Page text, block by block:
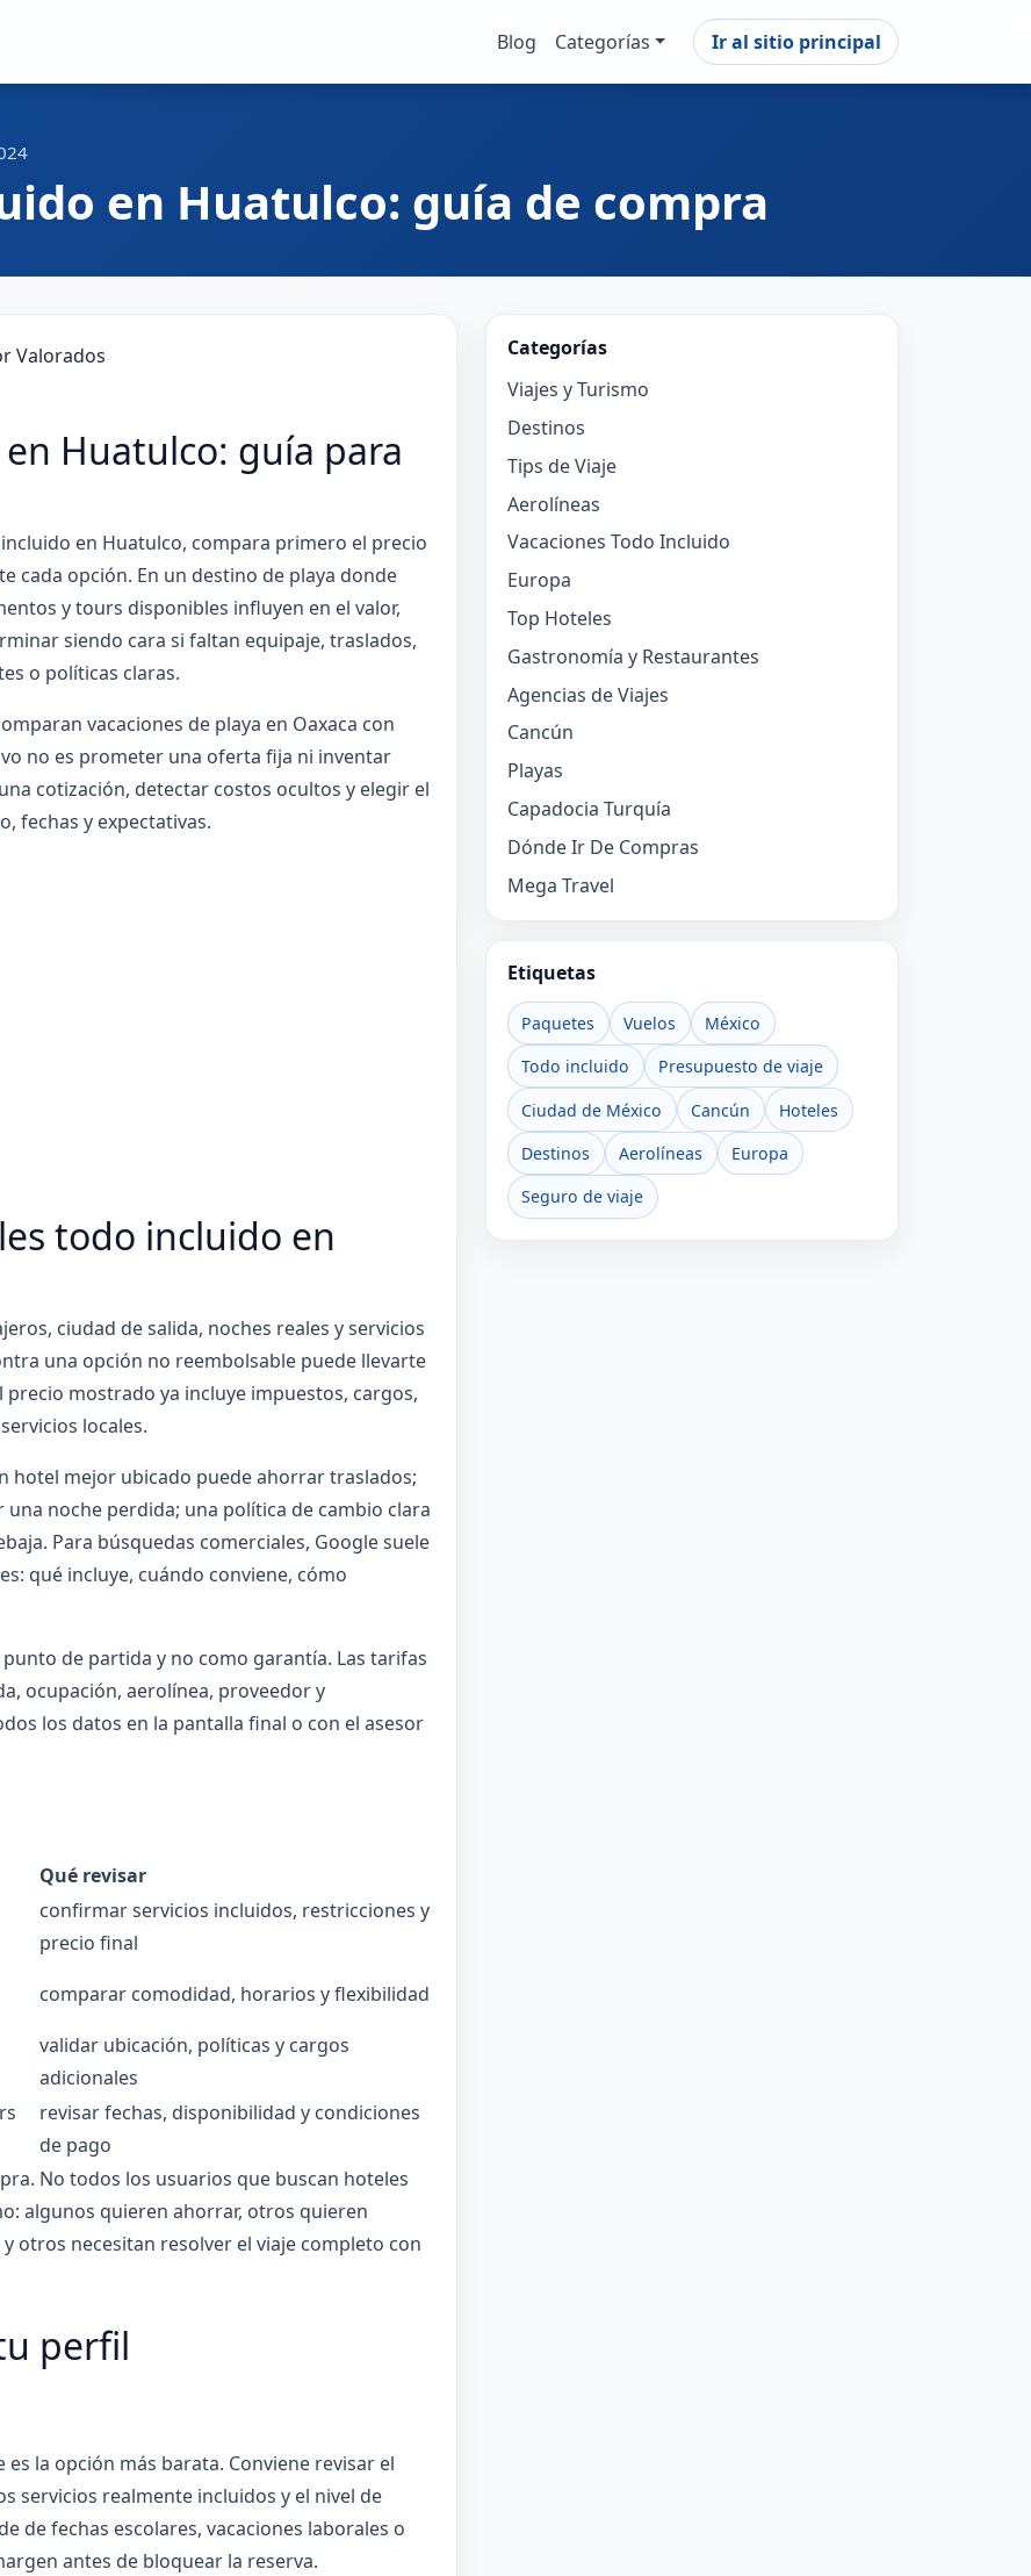
Blog Categorías Ir al sitio principal
en Huatulco: guía de compra
Huatulco: guía para
en Huatulco, compara primero el precio
cada opción. En un destino de playa donde
y tours disponibles influyen en el valor,
siendo cara si faltan equipaje, traslados,
o políticas claras.
vacaciones de playa en Oaxaca con
no es prometer una oferta fija ni inventar
cotización, detectar costos ocultos y elegir el
fechas y expectativas.
todo incluido en
ciudad de salida, noches reales y servicios
una opción no reembolsable puede llevarte
mostrado ya incluye impuestos, cargos,
locales.
hotel mejor ubicado puede ahorrar traslados;
noche perdida; una política de cambio clara
Para búsquedas comerciales, Google suele
qué incluye, cuándo conviene, cómo
de partida y no como garantía. Las tarifas
ocupación, aerolínea, proveedor y
los datos en la pantalla final o con el asesor
Qué revisar
confirmar servicios incluidos, restricciones y
precio final
comparar comodidad, horarios y flexibilidad
validar ubicación, políticas y cargos
adicionales
revisar fechas, disponibilidad y condiciones
de pago
No todos los usuarios que buscan hoteles
algunos quieren ahorrar, otros quieren
otros necesitan resolver el viaje completo con
perfil
la opción más barata. Conviene revisar el
servicios realmente incluidos y el nivel de
de fechas escolares, vacaciones laborales o
antes de bloquear la reserva.
Categorías
Viajes y Turismo
Destinos
Tips de Viaje
Aerolíneas
Vacaciones Todo Incluido
Europa
Top Hoteles
Gastronomía y Restaurantes
Agencias de Viajes
Cancún
Playas
Capadocia Turquía
Dónde Ir De Compras
Mega Travel
Etiquetas
Paquetes Vuelos
México
Todo incluido
Presupuesto de viaje
Ciudad de México
Cancún
Hoteles
Destinos
Aerolíneas
Europa
Seguro de viaje